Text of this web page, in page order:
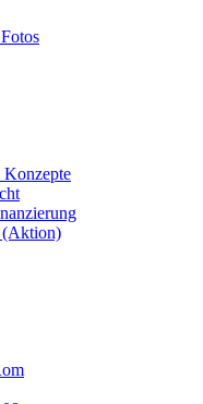
Konzepte
(Aktion)